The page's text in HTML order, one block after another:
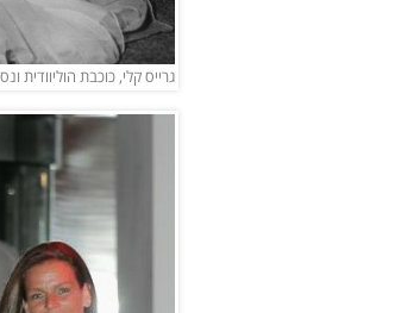
גרייס קלי, כוכבת הוליוודית